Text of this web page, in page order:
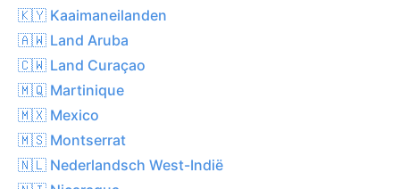
🇰🇾 Kaaimaneilanden
🇦🇼 Land Aruba
🇨🇼 Land Curaçao
🇲🇶 Martinique
🇲🇽 Mexico
🇲🇸 Montserrat
🇳🇱 Nederlandsch West-Indië